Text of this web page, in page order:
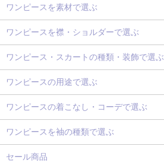
ワンピースを素材で選ぶ
ワンピースを襟・ショルダーで選ぶ
ワンピース・スカートの種類・装飾で選ぶ
ワンピースの用途で選ぶ
ワンピースの着こなし・コーデで選ぶ
ワンピースを袖の種類で選ぶ
セール商品